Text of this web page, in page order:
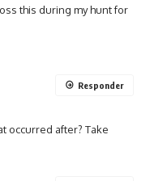
this during my hunt for
occurred after? Take
Responder